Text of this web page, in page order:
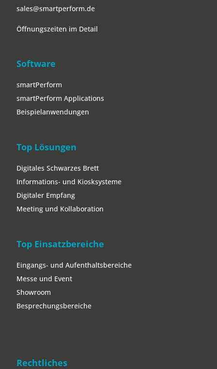
sales@smartperform.de
Öffnungszeiten im Detail
Software
smartPerform
smartPerform Applications
Beispielanwendungen
Top Lösungen
Digitales Schwarzes Brett
Informations- und Kiosksysteme
Digitaler Empfang
Meeting und Kollaboration
Top Einsatzbereiche
Eingangs- und Aufenthaltsbereiche
Messe und Event
Showroom
Besprechungsbereiche
Rechtliches